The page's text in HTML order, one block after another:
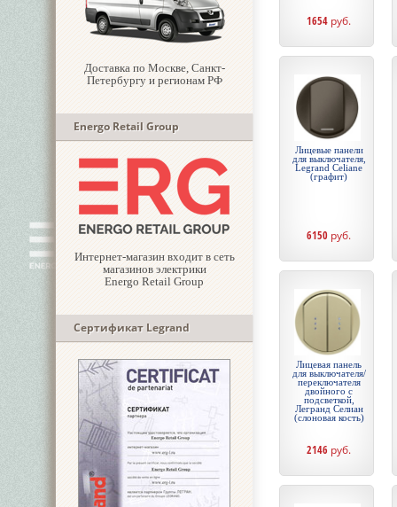
Доставка по Москве, Санкт-
Петербургу и регионам РФ
Energo Retail Group
Интернет-магазин входит в сеть
магазинов электрики
Energo Retail Group
Сертификат Legrand
1654 руб.
Лицевые панели
для выключателя,
Legrand Celiane
(графит)
6150 руб.
Лицевая панель
для выключателя/
переключателя
двойного с
подсветкой,
Легранд Селиан
(слоновая кость)
2146 руб.